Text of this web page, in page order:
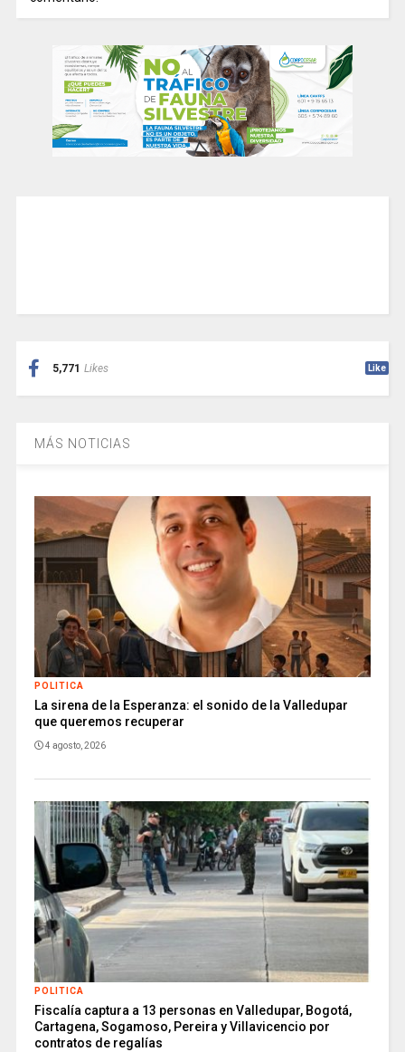
5,771 Likes Like
MÁS NOTICIAS
POLITICA
La sirena de la Esperanza: el sonido de la Valledupar
que queremos recuperar
4 agosto, 2026
POLITICA
Fiscalía captura a 13 personas en Valledupar, Bogotá,
Cartagena, Sogamoso, Pereira y Villavicencio por
contratos de regalías